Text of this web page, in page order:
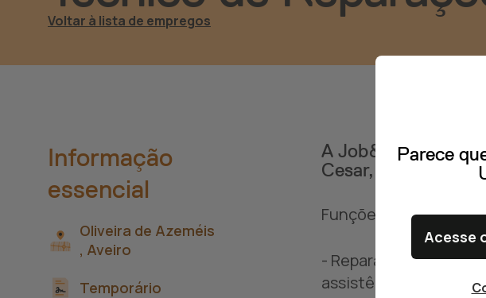
Voltar à lista de empregos
A Job&Talent
Cesar, Oliveira de
Funções:
- Reparar os
assistência técnica.
Informação
essencial
Oliveira de Azeméis
, Aveiro
Temporário
Parece
Acesse